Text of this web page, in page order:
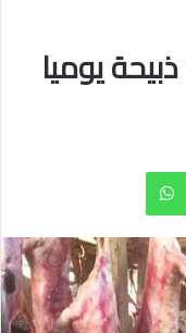
التموين تضخ لحوم 100 ذبيحة يوميا